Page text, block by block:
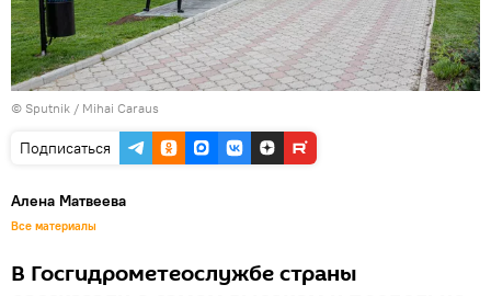
© Sputnik / Mihai Caraus
Подписаться
Алена Матвеева
Все материалы
В Госгидрометеослужбе страны